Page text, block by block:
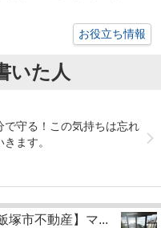
お役立ち情報
いた人
で守る！この気持ちは忘れ
ます。
塚市不動産】マ...